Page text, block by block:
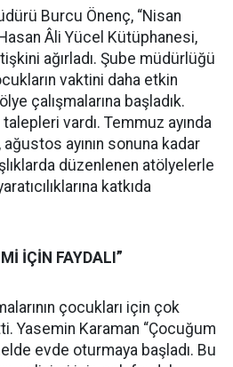
Burcu Önenç, “Nisan
Âli Yücel Kütüphanesi,
ağırladı. Şube müdürlüğü
vaktini daha etkin
çalışmalarına başladık.
vardı. Temmuz ayında
ağustos ayının sonuna kadar
düzenlenen atölyelerle
katkıda
İÇİN FAYDALI”
çocukları için çok
Yasemin Karaman “Çocuğum
evde oturmaya başladı. Bu